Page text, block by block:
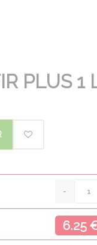
PLUS 1
6.25